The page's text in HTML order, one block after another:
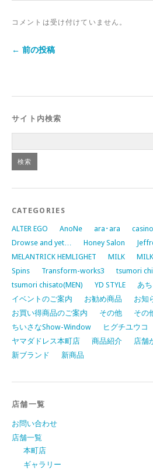
コメントは受け付けていません。
← 前の投稿
サイト内検索
CATEGORIES
ALTER EGO AnoNe ara･ara casino
Drowse and yet…
Honey Salon
MELANTRICK HEMLIGHET
MILK
Spins
Transform-works3
tsumori
tsumori chisato(MEN)
YD STYLE
あ
イベントのご案内
お勧め商品
お知
お買い得商品のご案内
その他
その
ちいさなShow-Window
ヒグチユウコ
ヤマダドレス本町店
商品紹介
店舗
新ブランド
新商品
店舗一覧
お問い合わせ
店舗一覧
本町店
ギャラリー